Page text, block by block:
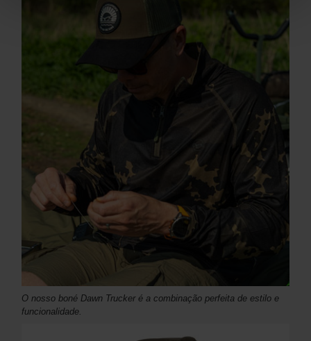
O nosso boné Dawn Trucker é a combinação perfeita de estilo e
funcionalidade.